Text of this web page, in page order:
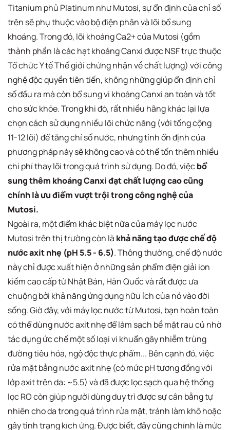
Titanium phủ Platinum như Mutosi, sự ổn định của chỉ số
trên sẽ phụ thuộc vào bộ điện phân và lõi bổ sung
khoáng. Trong đó, lõi khoáng Ca2+ của Mutosi (gồm
thành phần là các hạt khoáng Canxi được NSF trực thuộc
Tổ chức Y tế Thế giới chứng nhận về chất lượng) với công
nghệ độc quyền tiên tiến, không những giúp ổn định chỉ
số đầu ra mà còn bổ sung vi khoáng Canxi an toàn và tốt
cho sức khỏe. Trong khi đó, rất nhiều hãng khác lại lựa
chọn cách sử dụng nhiều lõi chức năng (với tổng cộng
11-12 lõi) để tăng chỉ số nước, nhưng tính ổn định của
phương pháp này sẽ không cao và có thể tốn thêm nhiều
chi phí thay lõi trong quá trình sử dụng. Do đó, việcbổ
sung thêm khoáng Canxi đạt chất lượng cao cũng
chính là ưu điểm vượt trội trong công nghệ của
Mutosi.
Ngoài ra, một điểm khác biệt nữa của máy lọc nước
Mutosi trên thị trường còn là khả năng tạo được chế độ
nước axit nhẹ (pH 5.5 - 6.5). Thông thường, chế độ nước
này chỉ được xuất hiện ở những sản phẩm điện giải ion
kiềm cao cấp từ Nhật Bản, Hàn Quốc và rất được ưa
chuộng bởi khả năng ứng dụng hữu ích của nó vào đời
sống. Giờ đây, với máy lọc nước từ Mutosi, bạn hoàn toàn
có thể dùng nước axit nhẹ để làm sạch bề mặt rau củ nhờ
tác dụng ức chế một số loại vi khuẩn gây nhiễm trùng
đường tiêu hóa, ngộ độc thực phẩm... Bên cạnh đó, việc
rửa mặt bằng nước axit nhẹ (có mức pH tương đồng với
lớp axit trên da: ~5.5) và đã được lọc sạch qua hệ thống
lọc RO còn giúp người dùng duy trì được sự cân bằng tự
nhiên cho da trong quá trình rửa mặt, tránh làm khô hoặc
gây tình trạng kích ứng. Được biết, đây cũng chính là mức